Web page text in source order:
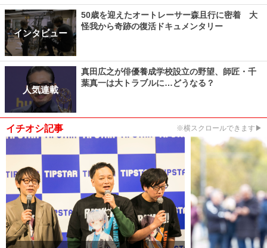
インタビュー
50歳を迎えたオートレーサー森且行に密着 大
怪我から奇跡の復活ドキュメンタリー
人気連載
真田広之が俳優養成学校設立の野望、師匠・千
葉真一は大トラブルに…どうなる？
イチオシ記事 ※横スクロールできます▶